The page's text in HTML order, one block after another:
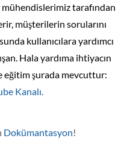
mühendislerimiz tarafından
müşterilerin sorularını
kullanıcılara yardımcı
Hala yardıma ihtiyacın
eğitim şurada mevcuttur:
Kanalı.
Dokümantasyon!